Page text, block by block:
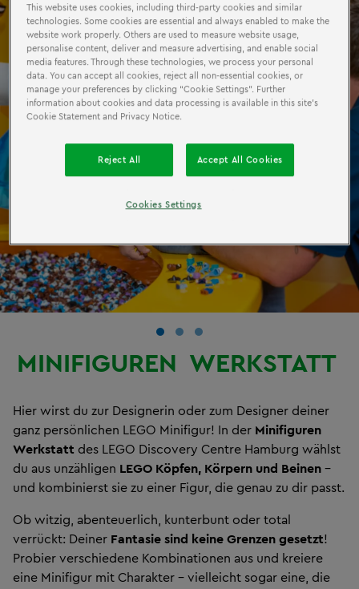
MINIFIGUREN WERKSTATT
Hier wirst du zur Designerin oder zum Designer deiner
ganz persönlichen LEGO Minifigur! In der Minifiguren
Werkstatt des LEGO Discovery Centre Hamburg wählst
du aus unzähligen LEGO Köpfen, Körpern und Beinen –
und kombinierst sie zu einer Figur, die genau zu dir passt.
Ob witzig, abenteuerlich, kunterbunt oder total
verrückt: Deiner Fantasie sind keine Grenzen gesetzt!
Probier verschiedene Kombinationen aus und kreiere
eine Minifigur mit Charakter – vielleicht sogar eine, die
This website uses cookies, including third-party cookies and similar
technologies. Some cookies are essential and always enabled to make the
website work properly. Others are used to measure website usage,
personalise content, deliver and measure advertising, and enable social
media features. Through these technologies, we process your personal
data. You can accept all cookies, reject all non-essential cookies, or
manage your preferences by clicking “Cookie Settings”. Further
information about cookies and data processing is available in this site’s
Cookie Statement and Privacy Notice.
Reject All Accept All Cookies
Cookies Settings